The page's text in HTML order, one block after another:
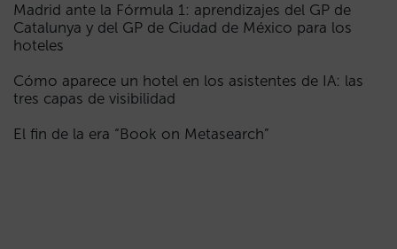
Madrid ante la Fórmula 1: aprendizajes del GP de
Catalunya y del GP de Ciudad de México para los
hoteles
Cómo aparece un hotel en los asistentes de IA: las
tres capas de visibilidad
El fin de la era “Book on Metasearch”